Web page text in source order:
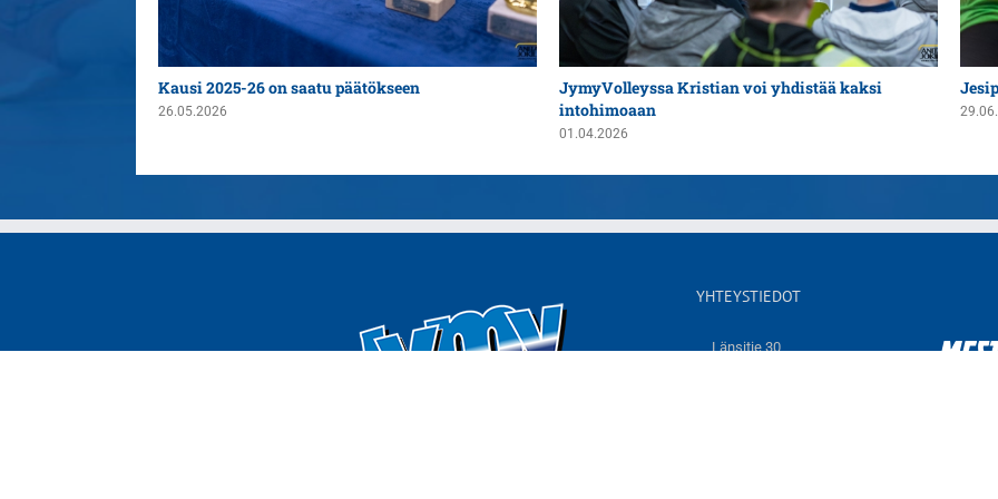
Kausi 2025-26 on saatu päätökseen
26.05.2026
JymyVolleyssa Kristian voi yhdistää kaksi
intohimoaan
01.04.2026
YHTEYSTIEDOT
Länsitie 30,